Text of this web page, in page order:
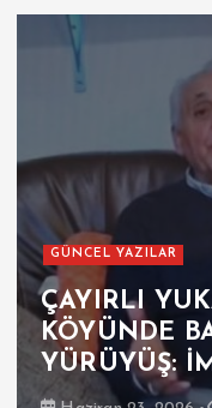
GÜNCEL YAZILAR
ÇAYIRLI
KÖYÜNDE
YÜRÜYÜŞ: